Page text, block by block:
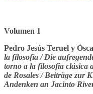
Volumen 1
Pedro Jesús Teruel y
la filosofía / Die
torno a la filosofía clásica
de Rosales / Beiträge zur
Andenken an Jacinto